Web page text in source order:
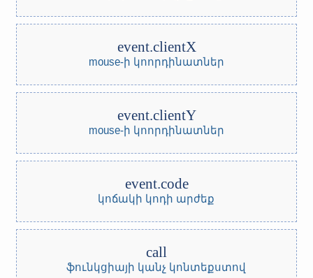
event.clientX
mouse-ի կոորդինատներ
event.clientY
mouse-ի կոորդինատներ
event.code
կոճակի կոդի արժեք
call
ֆունկցիայի կանչ կոնտեքստով